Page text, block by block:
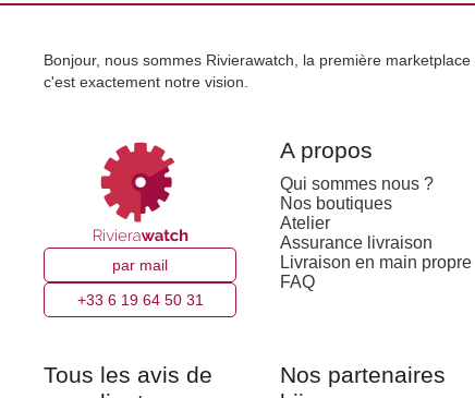
Bonjour, nous sommes Rivierawatch, la première
c'est exactement notre vision.
par mail
+33 6 19 64 50 31
A propos
Qui sommes nous ?
Nos boutiques
Atelier
Assurance livraison
Livraison en main propre
FAQ
Tous les avis de
Nos partenaires